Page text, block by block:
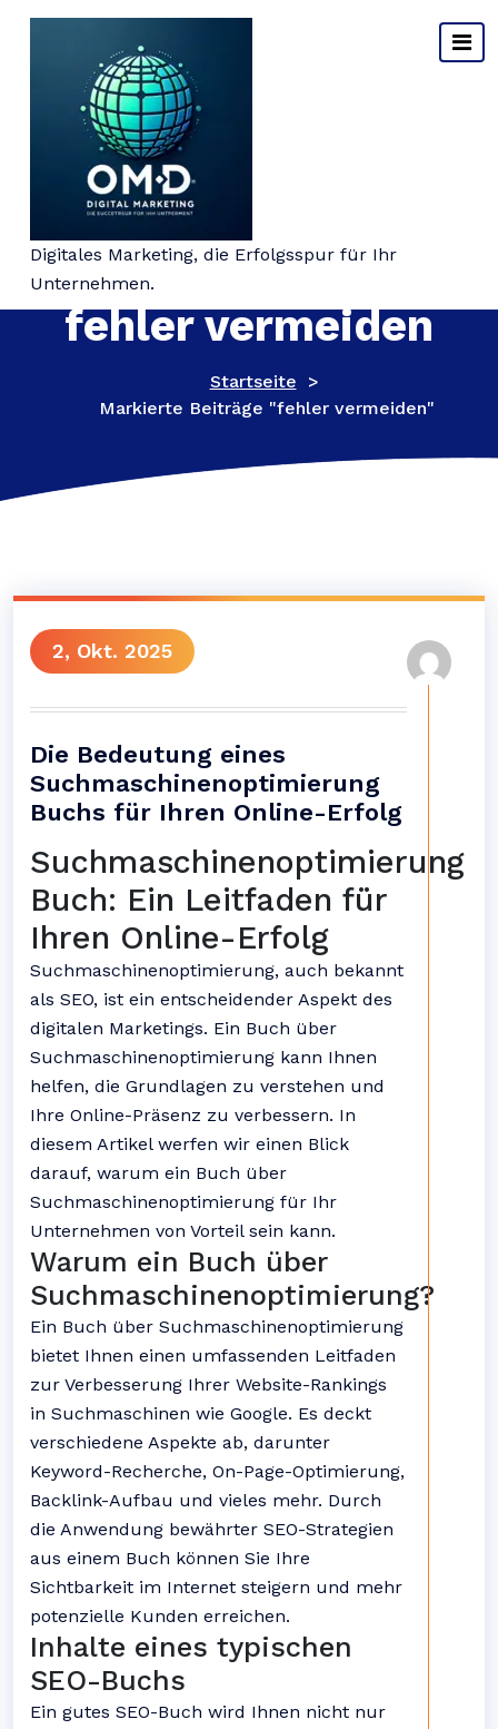
Digitales Marketing, die Erfolgsspur für Ihr
Unternehmen.
Schlagwort-Archiv:
fehler vermeiden
Startseite >
Markierte Beiträge "fehler vermeiden"
2, Okt. 2025
Die Bedeutung eines
Suchmaschinenoptimierung
Buchs für Ihren Online-Erfolg
Suchmaschinenoptimierung
Buch: Ein Leitfaden für
Ihren Online-Erfolg
Suchmaschinenoptimierung, auch bekannt
als SEO, ist ein entscheidender Aspekt des
digitalen Marketings. Ein Buch über
Suchmaschinenoptimierung kann Ihnen
helfen, die Grundlagen zu verstehen und
Ihre Online-Präsenz zu verbessern. In
diesem Artikel werfen wir einen Blick
darauf, warum ein Buch über
Suchmaschinenoptimierung für Ihr
Unternehmen von Vorteil sein kann.
Warum ein Buch über
Suchmaschinenoptimierung?
Ein Buch über Suchmaschinenoptimierung
bietet Ihnen einen umfassenden Leitfaden
zur Verbesserung Ihrer Website-Rankings
in Suchmaschinen wie Google. Es deckt
verschiedene Aspekte ab, darunter
Keyword-Recherche, On-Page-Optimierung,
Backlink-Aufbau und vieles mehr. Durch
die Anwendung bewährter SEO-Strategien
aus einem Buch können Sie Ihre
Sichtbarkeit im Internet steigern und mehr
potenzielle Kunden erreichen.
Inhalte eines typischen
SEO-Buchs
Ein gutes SEO-Buch wird Ihnen nicht nur